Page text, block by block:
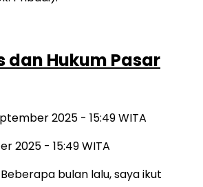
dan Hukum Pasar
2025 - 15:49 WITA
2025 - 15:49 WITA
bulan lalu, saya ikut